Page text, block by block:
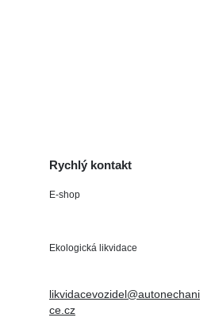
Rychlý kontakt
E-shop
Ekologická likvidace
likvidacevozidel@autonechani
ce.cz